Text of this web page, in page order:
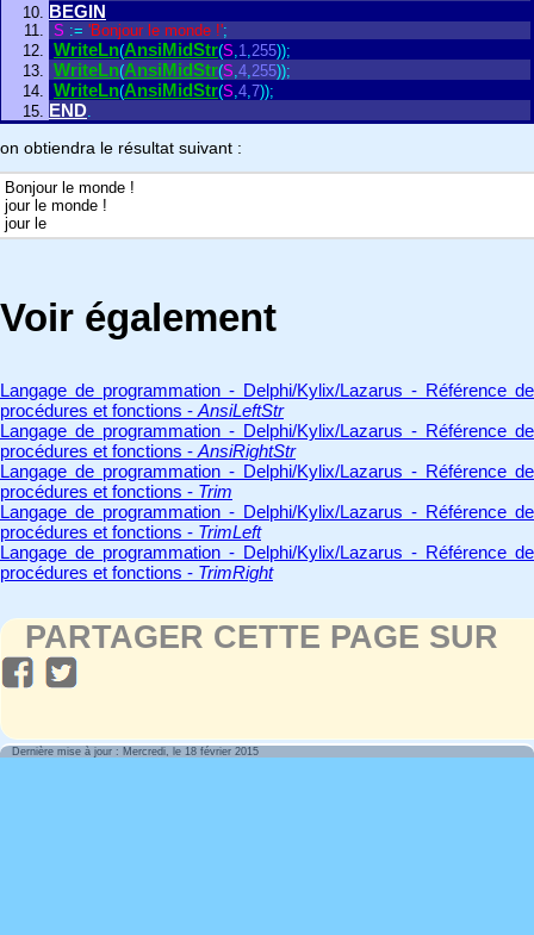
BEGIN
S := 'Bonjour le monde !';
WriteLn(AnsiMidStr(S,1,255));
WriteLn(AnsiMidStr(S,4,255));
WriteLn(AnsiMidStr(S,4,7));
END.
on obtiendra le résultat suivant :
Bonjour le monde !
jour le monde !
jour le
Voir également
Langage de programmation - Delphi/Kylix/Lazarus - Référence de
procédures et fonctions - AnsiLeftStr
Langage de programmation - Delphi/Kylix/Lazarus - Référence de
procédures et fonctions - AnsiRightStr
Langage de programmation - Delphi/Kylix/Lazarus - Référence de
procédures et fonctions - Trim
Langage de programmation - Delphi/Kylix/Lazarus - Référence de
procédures et fonctions - TrimLeft
Langage de programmation - Delphi/Kylix/Lazarus - Référence de
procédures et fonctions - TrimRight
PARTAGER CETTE PAGE SUR
Dernière mise à jour : Mercredi, le 18 février 2015